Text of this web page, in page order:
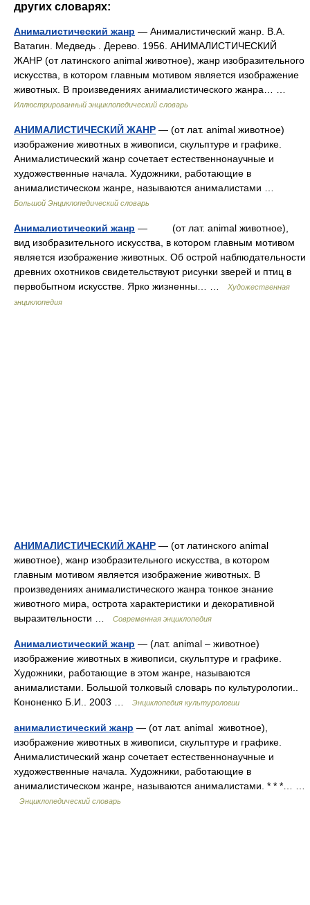
других словарях:
Анималистический жанр — Анималистический жанр. В.А.
Ватагин. Медведь . Дерево. 1956. АНИМАЛИСТИЧЕСКИЙ
ЖАНР (от латинского animal животное), жанр изобразительного
искусства, в котором главным мотивом является изображение
животных. В произведениях анималистического жанра… …
Иллюстрированный энциклопедический словарь
АНИМАЛИСТИЧЕСКИЙ ЖАНР — (от лат. animal животное)
изображение животных в живописи, скульптуре и графике.
Анималистический жанр сочетает естественнонаучные и
художественные начала. Художники, работающие в
анималистическом жанре, называются анималистами …
Большой Энциклопедический словарь
Анималистический жанр — (от лат. animal животное),
вид изобразительного искусства, в котором главным мотивом
является изображение животных. Об острой наблюдательности
древних охотников свидетельствуют рисунки зверей и птиц в
первобытном искусстве. Ярко жизненны… …
Художественная
энциклопедия
АНИМАЛИСТИЧЕСКИЙ ЖАНР — (от латинского animal
животное), жанр изобразительного искусства, в котором
главным мотивом является изображение животных. В
произведениях анималистического жанра тонкое знание
животного мира, острота характеристики и декоративной
выразительности …
Современная энциклопедия
Анималистический жанр — (лат. animal – животное)
изображение животных в живописи, скульптуре и графике.
Художники, работающие в этом жанре, называются
анималистами. Большой толковый словарь по культурологии..
Кононенко Б.И.. 2003 …
Энциклопедия культурологии
анималистический жанр — (от лат. animal животное),
изображение животных в живописи, скульптуре и графике.
Анималистический жанр сочетает естественнонаучные и
художественные начала. Художники, работающие в
анималистическом жанре, называются анималистами. * * *… …
Энциклопедический словарь